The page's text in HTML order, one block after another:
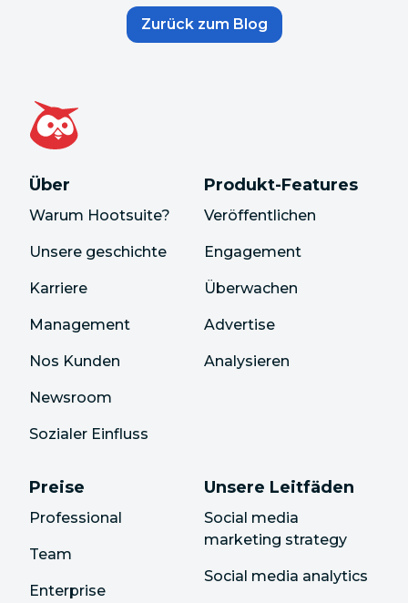
Zurück zum Blog
Über
Warum Hootsuite?
Unsere geschichte
Karriere
Management
Nos Kunden
Newsroom
Sozialer Einfluss
Produkt-Features
Veröffentlichen
Engagement
Überwachen
Advertise
Analysieren
Preise
Professional
Team
Enterprise
Unsere Leitfäden
Social media
marketing strategy
Social media analytics